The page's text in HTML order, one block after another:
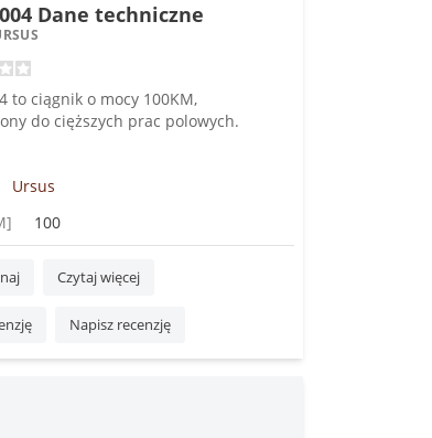
Dane techniczne
to ciągnik o mocy 100KM,
do cięższych prac polowych.
Ursus
100
Czytaj więcej
Napisz recenzję